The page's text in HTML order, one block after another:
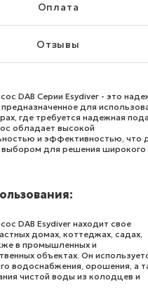
Оплата
Отзывы
DAB Серии Esydiver - это
для
где требуется надежная
обладает высокой
и эффективностью, что
выбором для решения широкого
DAB Esydiver находит свое
домах, коттеджах, садах,
в промышленных и
объектах. Он
водоснабжения, орошения, а
чистой воды из колодцев и